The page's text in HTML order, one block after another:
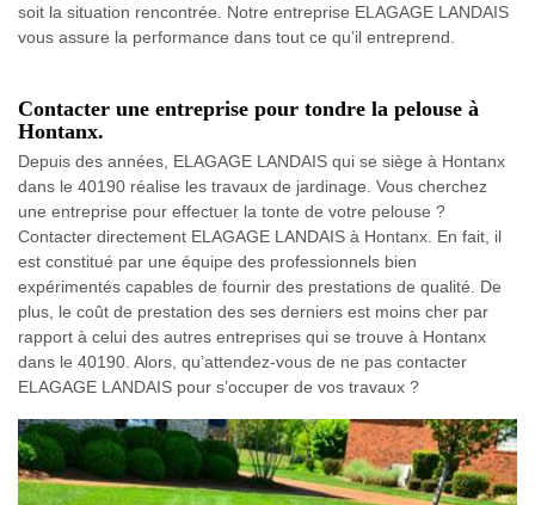
soit la situation rencontrée. Notre entreprise ELAGAGE LANDAIS
vous assure la performance dans tout ce qu’il entreprend.
Contacter une entreprise pour tondre la pelouse à
Hontanx.
Depuis des années, ELAGAGE LANDAIS qui se siège à Hontanx
dans le 40190 réalise les travaux de jardinage. Vous cherchez
une entreprise pour effectuer la tonte de votre pelouse ?
Contacter directement ELAGAGE LANDAIS à Hontanx. En fait, il
est constitué par une équipe des professionnels bien
expérimentés capables de fournir des prestations de qualité. De
plus, le coût de prestation des ses derniers est moins cher par
rapport à celui des autres entreprises qui se trouve à Hontanx
dans le 40190. Alors, qu’attendez-vous de ne pas contacter
ELAGAGE LANDAIS pour s’occuper de vos travaux ?